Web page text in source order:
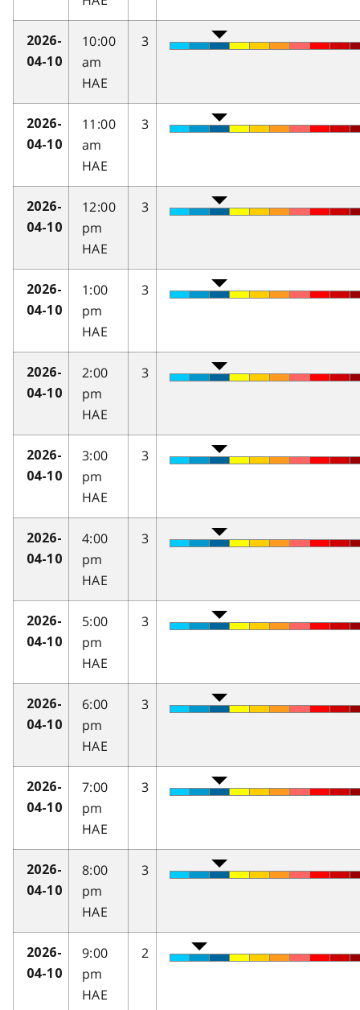
2026-
04-10
10:00
am
HAE
3
2026-
04-10
11:00
am
HAE
3
2026-
04-10
12:00
pm
HAE
3
2026-
04-10
1:00
pm
HAE
3
2026-
04-10
2:00
pm
HAE
3
2026-
04-10
3:00
pm
HAE
3
2026-
04-10
4:00
pm
HAE
3
2026-
04-10
5:00
pm
HAE
3
2026-
04-10
6:00
pm
HAE
3
2026-
04-10
7:00
pm
HAE
3
2026-
04-10
8:00
pm
HAE
3
2026-
04-10
9:00
pm
HAE
2